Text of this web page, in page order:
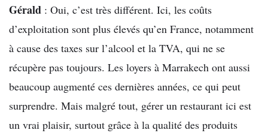
Gérald : Oui, c’est très différent. Ici, les coûts
d’exploitation sont plus élevés qu’en France, notamment
à cause des taxes sur l’alcool et la TVA, qui ne se
récupère pas toujours. Les loyers à Marrakech ont aussi
beaucoup augmenté ces dernières années, ce qui peut
surprendre. Mais malgré tout, gérer un restaurant ici est
un vrai plaisir, surtout grâce à la qualité des produits